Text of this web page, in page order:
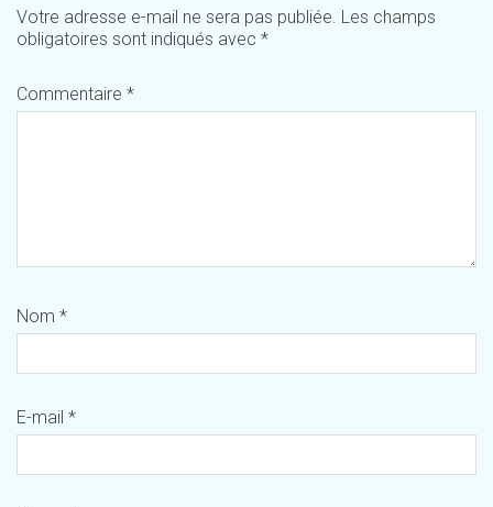
Votre adresse e-mail ne sera pas publiée. Les champs
obligatoires sont indiqués avec *
Commentaire *
Nom *
E-mail *